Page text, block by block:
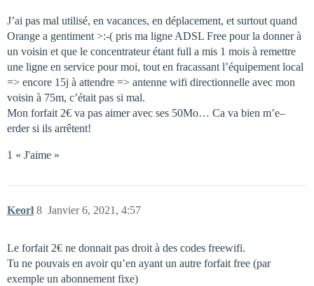
J’ai pas mal utilisé, en vacances, en déplacement, et surtout quand
Orange a gentiment >:-( pris ma ligne ADSL Free pour la donner à
un voisin et que le concentrateur étant full a mis 1 mois à remettre
une ligne en service pour moi, tout en fracassant l’équipement local
=> encore 15j à attendre => antenne wifi directionnelle avec mon
voisin à 75m, c’était pas si mal.
Mon forfait 2€ va pas aimer avec ses 50Mo… Ca va bien m’e–
erder si ils arrêtent!
1 « J'aime »
Keorl Janvier 6, 2021, 4:57
8
Le forfait 2€ ne donnait pas droit à des codes freewifi.
Tu ne pouvais en avoir qu’en ayant un autre forfait free (par
exemple un abonnement fixe)